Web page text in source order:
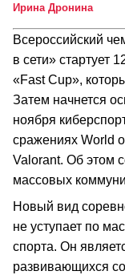
Ирина Дронина
Всероссийский
в сети» стартует
«Fast Cup»,
Затем начнется
ноября
сражениях World
Valorant. Об этом
массовых
Новый вид
не уступает по
спорта. Он
развивающихся